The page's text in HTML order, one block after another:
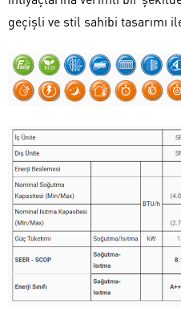
geçişli ve stil sahibi tasarımı